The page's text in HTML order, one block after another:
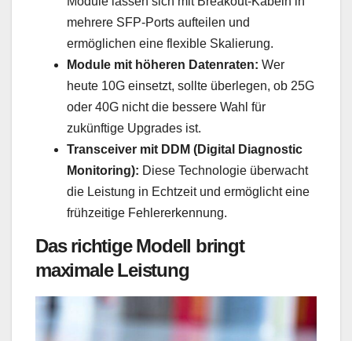
mehrere SFP-Ports aufteilen und
ermöglichen eine flexible Skalierung.
Module mit höheren Datenraten: Wer
heute 10G einsetzt, sollte überlegen, ob 25G
oder 40G nicht die bessere Wahl für
zukünftige Upgrades ist.
Transceiver mit DDM (Digital Diagnostic
Monitoring): Diese Technologie überwacht
die Leistung in Echtzeit und ermöglicht eine
frühzeitige Fehlererkennung.
Das richtige Modell bringt
maximale Leistung